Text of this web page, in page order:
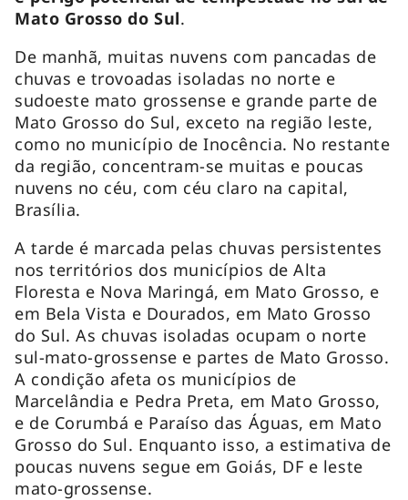
Mato Grosso do Sul.
De manhã, muitas nuvens com pancadas de
chuvas e trovoadas isoladas no norte e
sudoeste mato grossense e grande parte de
Mato Grosso do Sul, exceto na região leste,
como no município de Inocência. No restante
da região, concentram-se muitas e poucas
nuvens no céu, com céu claro na capital,
Brasília.
A tarde é marcada pelas chuvas persistentes
nos territórios dos municípios de Alta
Floresta e Nova Maringá, em Mato Grosso, e
em Bela Vista e Dourados, em Mato Grosso
do Sul. As chuvas isoladas ocupam o norte
sul-mato-grossense e partes de Mato Grosso.
A condição afeta os municípios de
Marcelândia e Pedra Preta, em Mato Grosso,
e de Corumbá e Paraíso das Águas, em Mato
Grosso do Sul. Enquanto isso, a estimativa de
poucas nuvens segue em Goiás, DF e leste
mato-grossense.